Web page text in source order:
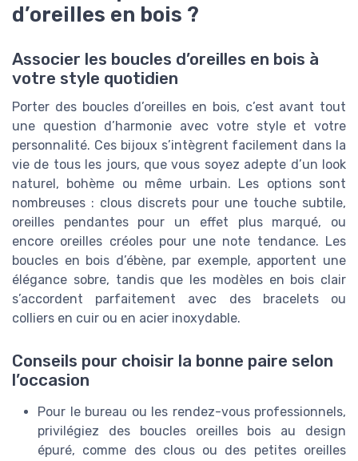
d’oreilles en bois ?
Associer les boucles d’oreilles en bois à
votre style quotidien
Porter des boucles d’oreilles en bois, c’est avant tout
une question d’harmonie avec votre style et votre
personnalité. Ces bijoux s’intègrent facilement dans la
vie de tous les jours, que vous soyez adepte d’un look
naturel, bohème ou même urbain. Les options sont
nombreuses : clous discrets pour une touche subtile,
oreilles pendantes pour un effet plus marqué, ou
encore oreilles créoles pour une note tendance. Les
boucles en bois d’ébène, par exemple, apportent une
élégance sobre, tandis que les modèles en bois clair
s’accordent parfaitement avec des bracelets ou
colliers en cuir ou en acier inoxydable.
Conseils pour choisir la bonne paire selon
l’occasion
Pour le bureau ou les rendez-vous professionnels,
privilégiez des boucles oreilles bois au design
épuré, comme des clous ou des petites oreilles